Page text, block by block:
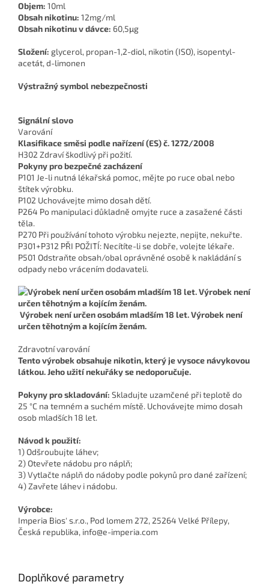
Objem: 10ml
Obsah nikotinu: 12mg/ml
Obsah nikotinu v dávce: 60,5μg
Složení: glycerol, propan-1,2-diol, nikotin (ISO), isopentyl-
acetát, d-limonen
Výstražný symbol nebezpečnosti
Signální slovo
Varování
Klasifikace směsi podle nařízení (ES) č. 1272/2008
H302 Zdraví škodlivý při požití.
Pokyny pro bezpečné zacházení
P101 Je-li nutná lékařská pomoc, mějte po ruce obal nebo
štítek výrobku.
P102 Uchovávejte mimo dosah dětí.
P264 Po manipulaci důkladně omyjte ruce a zasažené části
těla.
P270 Při používání tohoto výrobku nejezte, nepijte, nekuřte.
P301+P312 PŘI POŽITÍ: Necítíte-li se dobře, volejte lékaře.
P501 Odstraňte obsah/obal oprávněné osobě k nakládání s
odpady nebo vrácením dodavateli.
Výrobek není určen osobám mladším 18 let. Výrobek není
určen těhotným a kojícím ženám.
Zdravotní varování
Tento výrobek obsahuje nikotin, který je vysoce návykovou
látkou. Jeho užití nekuřáky se nedoporučuje.
Pokyny pro skladování: Skladujte uzamčené při teplotě do
25 °C na temném a suchém místě. Uchovávejte mimo dosah
osob mladších 18 let.
Návod k použití:
1) Odšroubujte láhev;
2) Otevřete nádobu pro náplň;
3) Vytlačte náplň do nádoby podle pokynů pro dané zařízení;
4) Zavřete láhev i nádobu.
Výrobce:
Imperia Bios' s.r.o., Pod lomem 272, 25264 Velké Přílepy,
Česká republika, info@e-imperia.com
Doplňkové parametry